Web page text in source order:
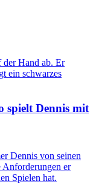
spielt Dennis mit
Dennis von seinen
Anforderungen er
Spielen hat.